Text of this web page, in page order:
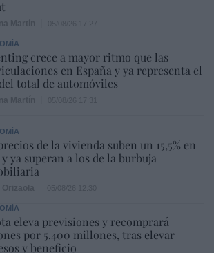
crece a mayor ritmo que las
en España y ya representa el
del total de automóviles
de la vivienda suben un 15,5% en
ya superan a los de la burbuja
eleva previsiones y recomprará
por 5.400 millones, tras elevar
y beneficio